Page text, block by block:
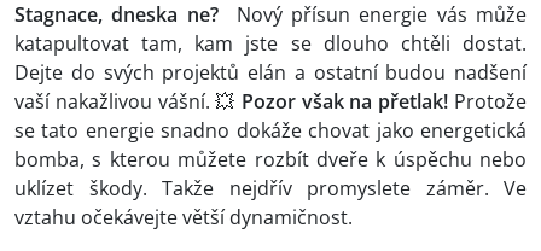
Stagnace, dneska ne?
Nový přísun energie vás může
katapultovat tam, kam jste se dlouho chtěli dostat.
Dejte do svých projektů elán a ostatní budou nadšení
vaší nakažlivou vášní. 💥 Pozor však na přetlak! Protože
se tato energie snadno dokáže chovat jako energetická
bomba, s kterou můžete rozbít dveře k úspěchu nebo
uklízet škody. Takže nejdřív promyslete záměr. Ve
vztahu očekávejte větší dynamičnost.